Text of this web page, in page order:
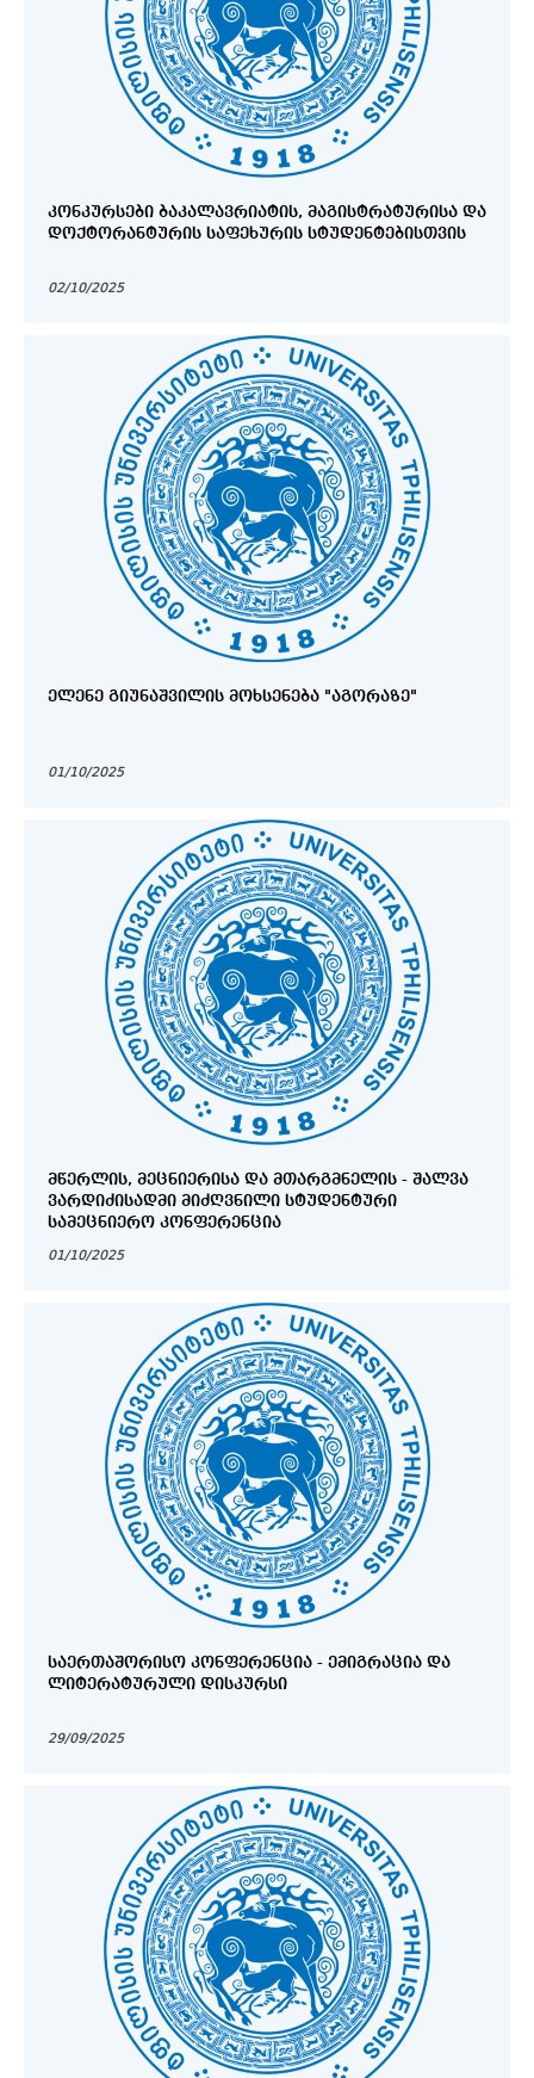
ᲙᲝᲜᲙᲣᲠᲡᲔᲑᲘ ᲑᲐᲙᲐᲚᲐᲕᲠᲘᲐᲢᲘᲡ, ᲛᲐᲒᲘᲡᲢᲠᲐᲢᲣᲠᲘᲡᲐ ᲓᲐ
ᲓᲝᲥᲢᲝᲠᲐᲜᲢᲣᲠᲘᲡ ᲡᲐᲤᲔᲮᲣᲠᲘᲡ ᲡᲢᲣᲓᲔᲜᲢᲔᲑᲘᲡᲗᲕᲘᲡ
02/10/2025
ᲔᲚᲔᲜᲔ ᲒᲘᲣᲜᲐᲨᲕᲘᲚᲘᲡ ᲛᲝᲮᲡᲔᲜᲔᲑᲐ "ᲐᲒᲝᲠᲐᲖᲔ"
01/10/2025
ᲛᲬᲔᲠᲚᲘᲡ, ᲛᲔᲪᲜᲘᲔᲠᲘᲡᲐ ᲓᲐ ᲛᲗᲐᲠᲒᲛᲜᲔᲚᲘᲡ - ᲨᲐᲚᲕᲐ
ᲕᲐᲠᲓᲘᲫᲘᲡᲐᲓᲛᲘ ᲛᲘᲫᲦᲕᲜᲘᲚᲘ ᲡᲢᲣᲓᲔᲜᲢᲣᲠᲘ
ᲡᲐᲛᲔᲪᲜᲘᲔᲠᲝ ᲙᲝᲜᲤᲔᲠᲔᲜᲪᲘᲐ
01/10/2025
ᲡᲐᲔᲠᲗᲐᲨᲝᲠᲘᲡᲝ ᲙᲝᲜᲤᲔᲠᲔᲜᲪᲘᲐ - ᲔᲛᲘᲒᲠᲐᲪᲘᲐ ᲓᲐ
ᲚᲘᲢᲔᲠᲐᲢᲣᲠᲣᲚᲘ ᲓᲘᲡᲙᲣᲠᲡᲘ
29/09/2025